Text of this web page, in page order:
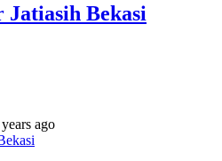
Jatiasih Bekasi
ago